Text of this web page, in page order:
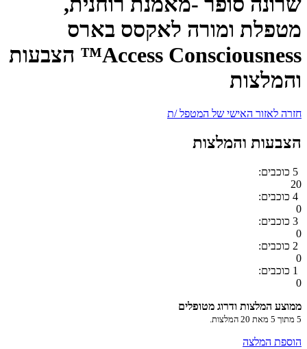
מטפלת ומורה לאקסס בארס
Access Consciousness™ הצבעות
והמלצות
חזרה לאזור האישי של המטפל /ת
הצבעות והמלצות
5 כוכבים:
20
4 כוכבים:
0
3 כוכבים:
0
2 כוכבים:
0
1 כוכבים:
0
ממוצע המלצות ודרוג מטופלים
5 מתוך 5 מאת 20 המלצות.
הוספת המלצה